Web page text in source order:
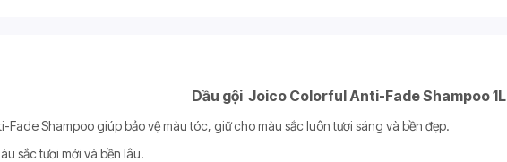
Dầu gội Joico Colorful Anti-Fade Shampoo 1L
Fade Shampoo giúp bảo vệ màu tóc, giữ cho màu sắc luôn tươi sáng và bền đẹp.
sắc tươi mới và bền lâu.